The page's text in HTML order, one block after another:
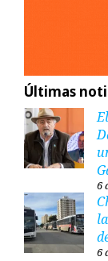
Últimas
6
6